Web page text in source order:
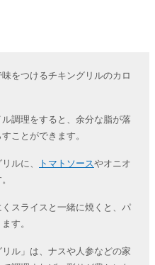
をつけるチキングリルのカロ
調理をすると、余分な脂が落
ことができます。
ルに、 トマトソースやオニオ
スライスと一緒に焼くと、パ
す。
ル」は、ナスや人参などの家